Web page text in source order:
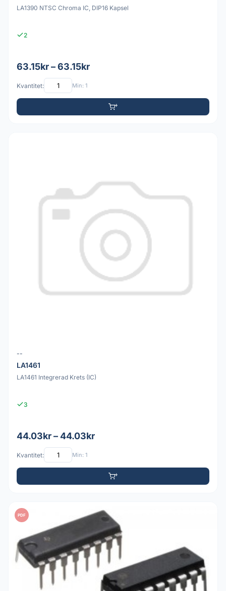
LA1390 NTSC Chroma IC, DIP16 Kapsel
2
63.15kr – 63.15kr
Kvantitet: Min: 1
--
LA1461
LA1461 Integrerad Krets (IC)
3
44.03kr – 44.03kr
Kvantitet: Min: 1
PDF